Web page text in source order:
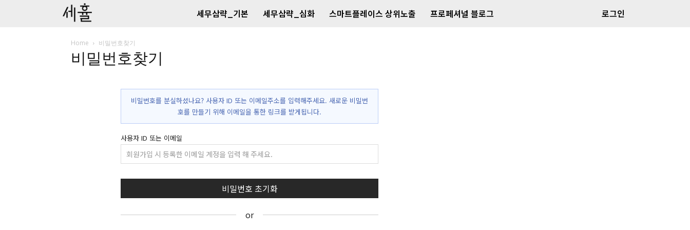
세무삼략_기본 세무삼략_심화 스마트플레이스 상위노출 프로페셔널 블로그 로그인
Home 비밀번호찾기
비밀번호찾기
비밀번호를 분실하셨나요? 사용자 ID 또는 이메일주소를 입력해주세요. 새로운 비밀번
호를 만들기 위해 이메일을 통한 링크를 받게됩니다.
사용자 ID 또는 이메일
or